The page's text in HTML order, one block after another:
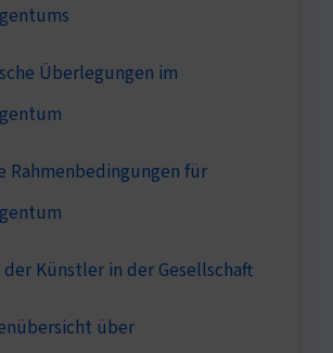
Überlegungen im
Rahmenbedingungen für
Künstler in der Gesellschaft
über